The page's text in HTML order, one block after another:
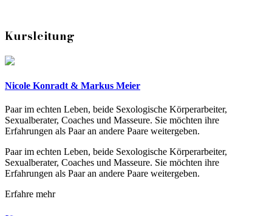
Kursleitung
Nicole Konradt & Markus Meier
Paar im echten Leben, beide Sexologische Körperarbeiter,
Sexualberater, Coaches und Masseure. Sie möchten ihre
Erfahrungen als Paar an andere Paare weitergeben.
Paar im echten Leben, beide Sexologische Körperarbeiter,
Sexualberater, Coaches und Masseure. Sie möchten ihre
Erfahrungen als Paar an andere Paare weitergeben.
Erfahre mehr